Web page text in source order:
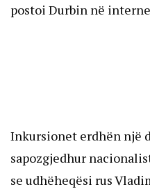
postoi Durbin në
Inkursionet erdhën një
sapozgjedhur
se udhëheqësi rus